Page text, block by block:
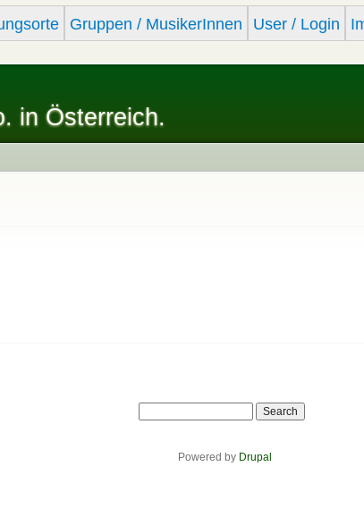
main
content
Gruppen / MusikerInnen User / Login
in Österreich.
Powered by Drupal